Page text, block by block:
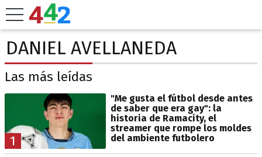
DANIEL AVELLANEDA
Las más leídas
1
"Me gusta el fútbol desde antes
de saber que era gay": la
historia de Ramacity, el
streamer que rompe los moldes
del ambiente futbolero